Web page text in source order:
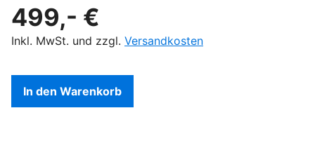
499,- €
Inkl. MwSt. und zzgl. Versandkosten
In den Warenkorb